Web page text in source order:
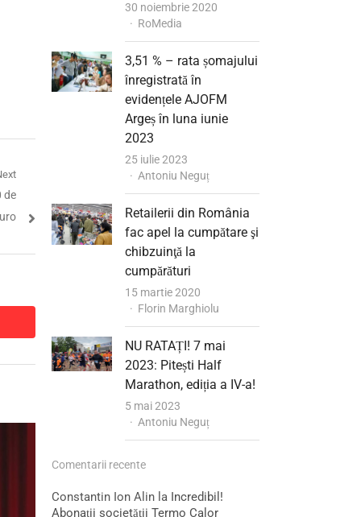
de
30 noiembrie 2020
Author
RoMedia
3,51 % – rata șomajului
înregistrată în
evidențele AJOFM
Argeș în luna iunie
2023
25 iulie 2023
Author
Antoniu Neguț
Retailerii din România
fac apel la cumpătare şi
chibzuinţă la
cumpărături
15 martie 2020
Author
Florin Marghiolu
NU RATAȚI! 7 mai
2023: Pitești Half
Marathon, ediția a IV-a!
5 mai 2023
Author
Antoniu Neguț
Comentarii recente
Constantin Ion Alin la Incredibil!
Abonații societății Termo Calor